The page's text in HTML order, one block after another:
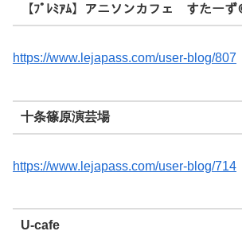
【ﾌﾟﾚﾐｱﾑ】アニソンカフェ すたー
https://www.lejapass.com/user-blog/807
十条篠原演芸場
https://www.lejapass.com/user-blog/714
U-cafe